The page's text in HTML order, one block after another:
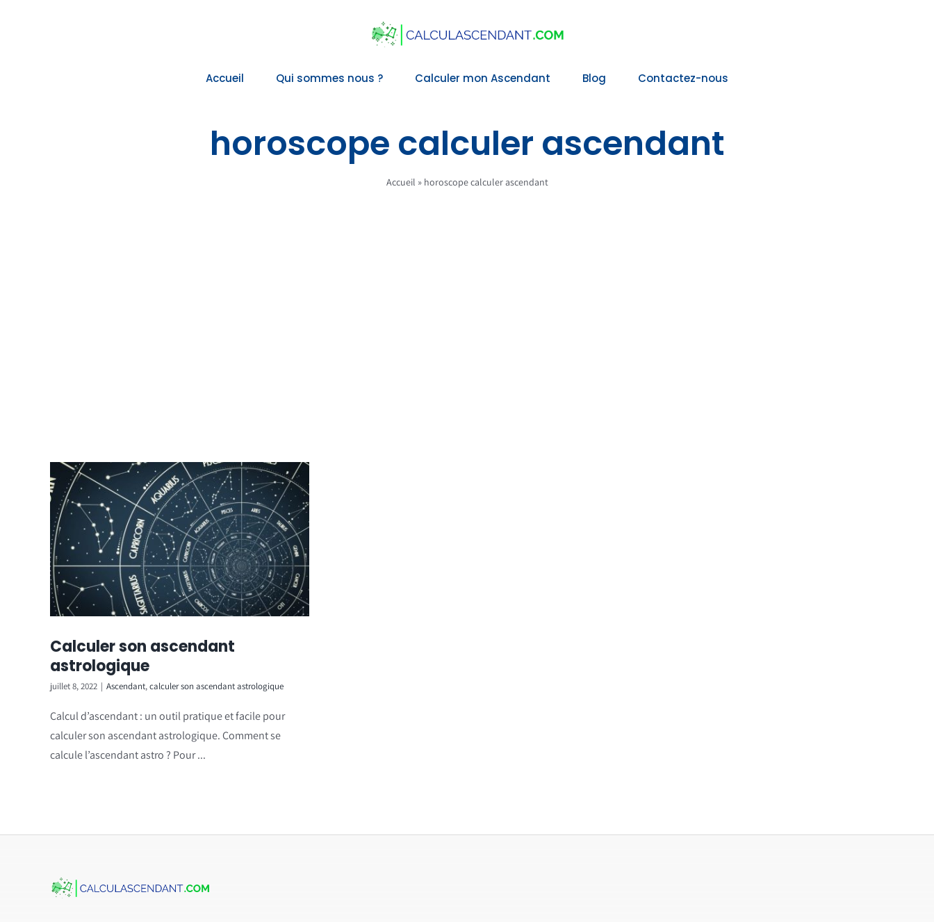
Accueil Qui sommes nous ? Calculer mon Ascendant Blog Contactez-nous
horoscope calculer ascendant
Accueil » horoscope calculer ascendant
Calculer son ascendant
astrologique
juillet 8, 2022 | Ascendant,calculer son ascendant astrologique
Calcul d’ascendant : un outil pratique et facile pour
calculer son ascendant astrologique. Comment se
calcule l’ascendant astro ? Pour ...